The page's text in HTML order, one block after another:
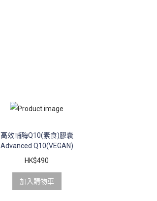
高效輔酶Q10(素食)膠囊
Advanced Q10(VEGAN)
HK$490
加入購物車